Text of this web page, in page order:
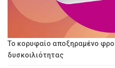
Το κορυφαίο αποξηραμένο
δυσκοιλιότητας